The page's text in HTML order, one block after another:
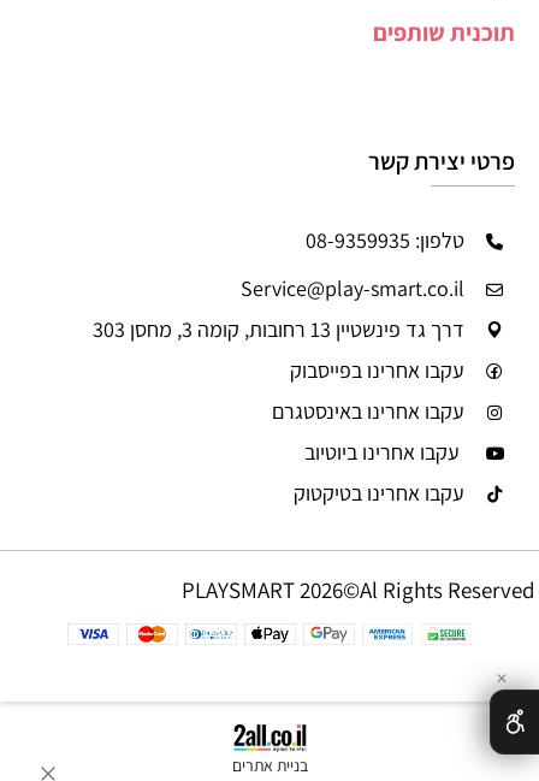
תוכנית שותפים
פרטי יצירת קשר
טלפון: 08-9359935
Service@play-smart.co.il
דרך גד פינשטיין 13 רחובות, קומה 3, מחסן 303
עקבו אחרינו בפייסבוק
עקבו אחרינו באינסטגרם
עקבו אחרינו ביוטיוב
עקבו אחרינו בטיקטוק
PLAYSMART 2026©Al Rights Reserved
בניית אתרים
✕